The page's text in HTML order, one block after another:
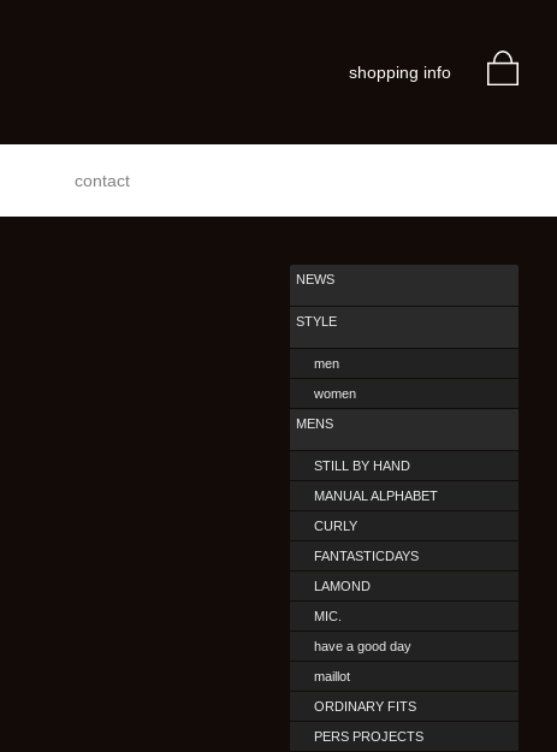
shopping info
contact
NEWS
STYLE
men
women
MENS
STILL BY HAND
MANUAL ALPHABET
CURLY
FANTASTICDAYS
LAMOND
MIC.
have a good day
maillot
ORDINARY FITS
PERS PROJECTS